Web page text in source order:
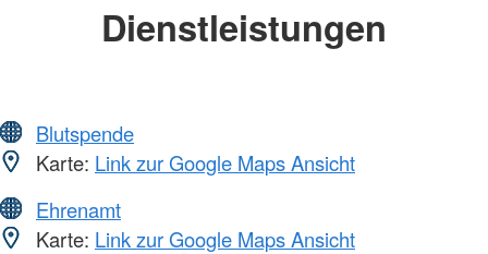
Dienstleistungen
Blutspende
Karte: Link zur Google Maps Ansicht
Ehrenamt
Karte: Link zur Google Maps Ansicht